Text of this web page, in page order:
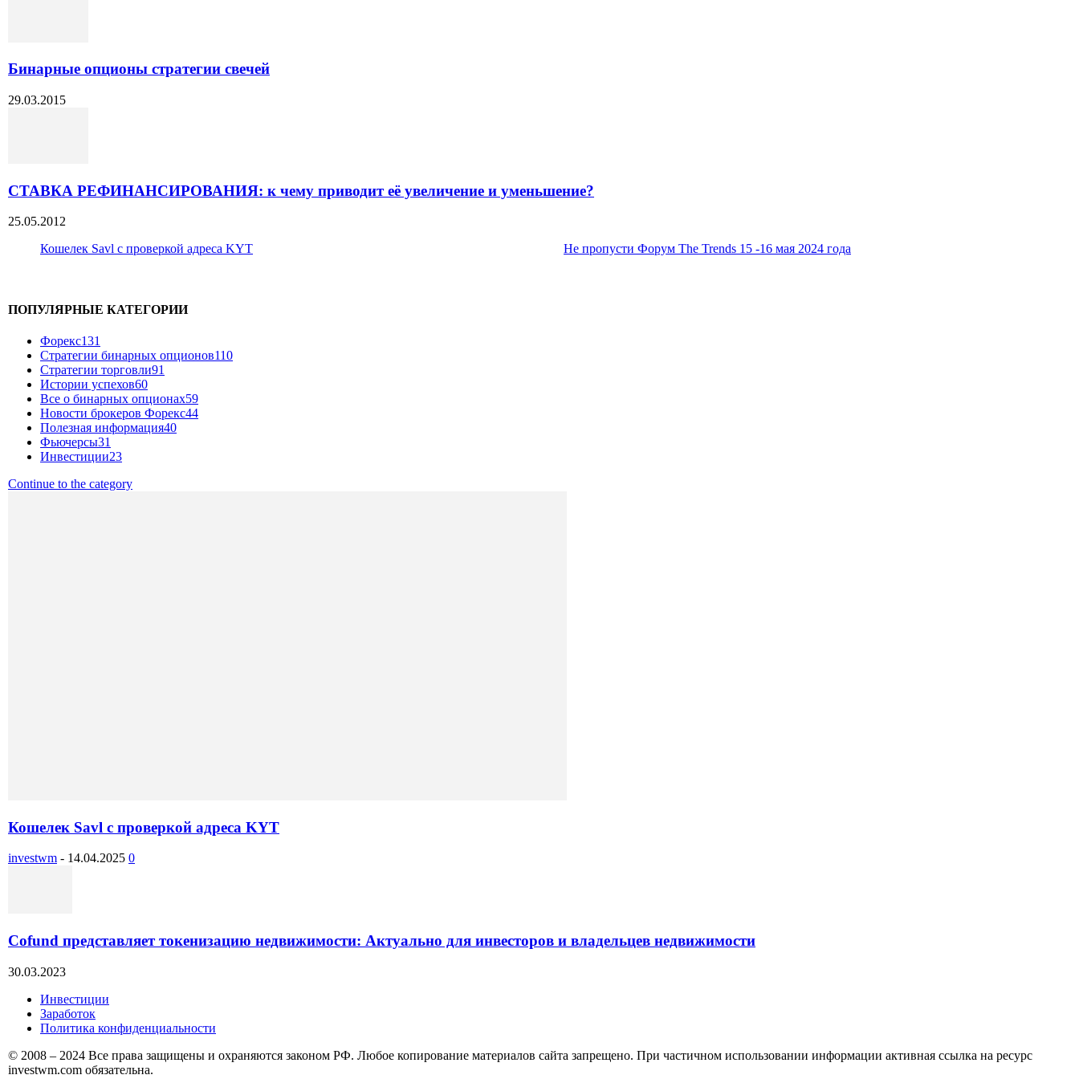
Бинарные опционы стратегии свечей
29.03.2015
СТАВКА РЕФИНАНСИРОВАНИЯ: к чему приводит её увеличение и уменьшение?
25.05.2012
Кошелек Savl с проверкой адреса KYT
Не пропусти Форум The Trends 15 -16 мая 2024 года
ПОПУЛЯРНЫЕ КАТЕГОРИИ
Форекс131
Стратегии бинарных опционов110
Стратегии торговли91
Истории успехов60
Все о бинарных опционах59
Новости брокеров Форекс44
Полезная информация40
Фьючерсы31
Инвестиции23
Continue to the category
Кошелек Savl с проверкой адреса KYT
investwm - 14.04.2025 0
Cofund представляет токенизацию недвижимости: Актуально для инвесторов и владельцев недвижимости
30.03.2023
Инвестиции
Заработок
Политика конфиденциальности
© 2008 – 2024 Все права защищены и охраняются законом РФ. Любое копирование материалов сайта запрещено. При частичном использовании информации активная ссылка на ресурс
investwm.com обязательна.